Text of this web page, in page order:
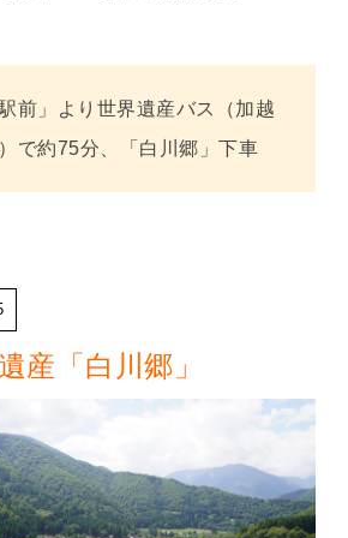
駅前」より世界遺産バス（加越
で約75分、「白川郷」下車
産「白川郷」